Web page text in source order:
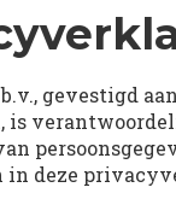
gevestigd
is
in deze